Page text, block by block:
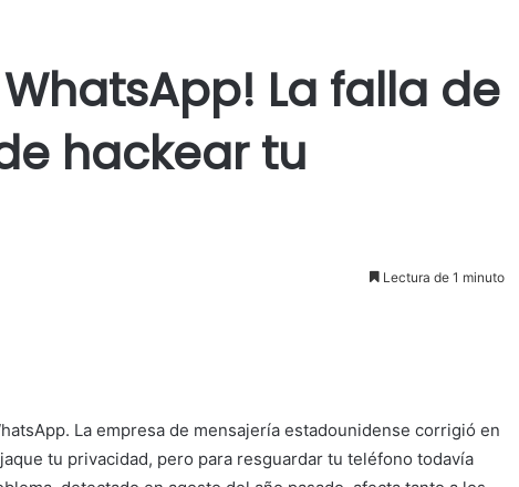
La falla de
hackear tu
Lectura de 1 minuto
La empresa de mensajería estadounidense corrigió en
tu privacidad, pero para resguardar tu teléfono todavía